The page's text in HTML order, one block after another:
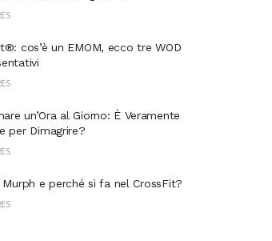
cos’è un EMOM, ecco tre WOD
un’Ora al Giorno: È Veramente
per Dimagrire?
Murph e perché si fa nel CrossFit?